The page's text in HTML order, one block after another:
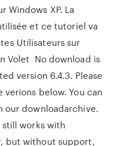
Windows XP. La
et ce tutoriel va
Utilisateurs sur
Volet No download is
version 6.4.3. Please
below. You can
our downloadarchive.
still works with
but without support,